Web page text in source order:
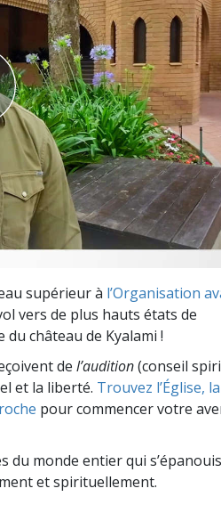
supérieur à l’Organisation
vers de plus hauts états de
château de Kyalami !
de l’audition(conseil
et la liberté. Trouvez l’Église, la
pour commencer votre
du monde entier qui
et spirituellement.